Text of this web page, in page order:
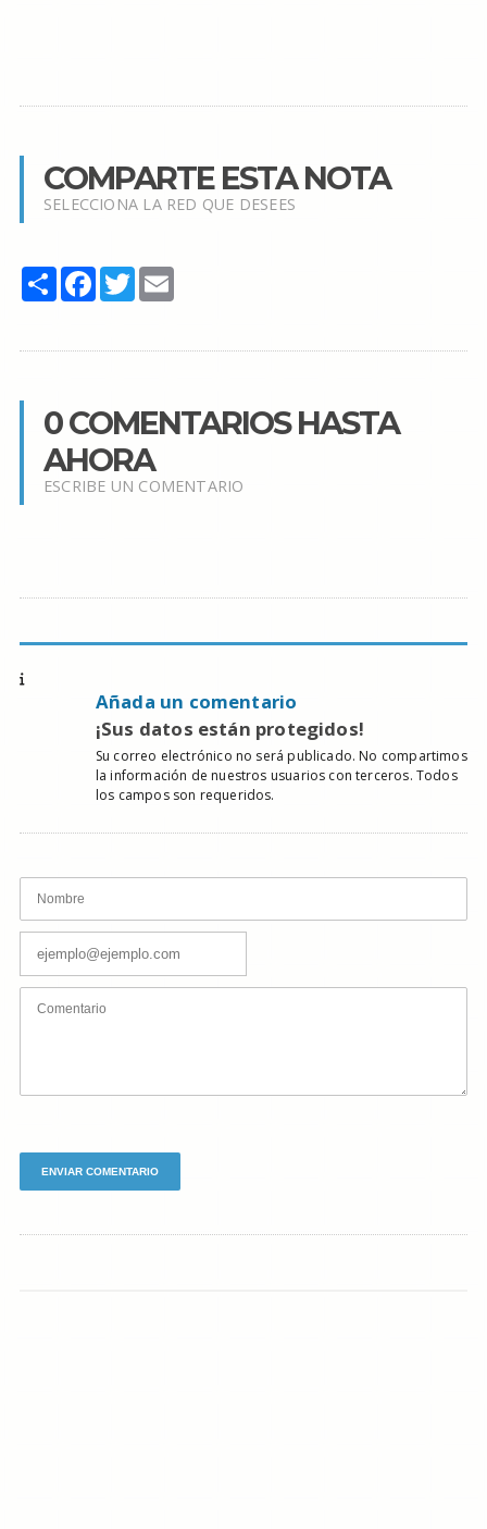
COMPARTE ESTA NOTA
SELECCIONA LA RED QUE DESEES
Share Facebook
TwitterEmail
0 COMENTARIOS HASTA
AHORA
ESCRIBE UN COMENTARIO
Añada un comentario
¡Sus datos están protegidos!
Su correo electrónico no será publicado. No compartimos
la información de nuestros usuarios con terceros. Todos
los campos son requeridos.